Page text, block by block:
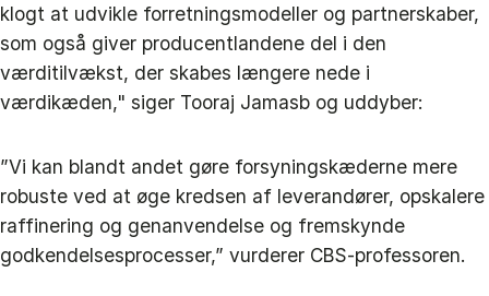
klogt at udvikle forretningsmodeller og partnerskaber,
som også giver producentlandene del i den
værditilvækst, der skabes længere nede i
værdikæden," siger Tooraj Jamasb og uddyber:
”Vi kan blandt andet gøre forsyningskæderne mere
robuste ved at øge kredsen af leverandører, opskalere
raffinering og genanvendelse og fremskynde
godkendelsesprocesser,” vurderer CBS-professoren.